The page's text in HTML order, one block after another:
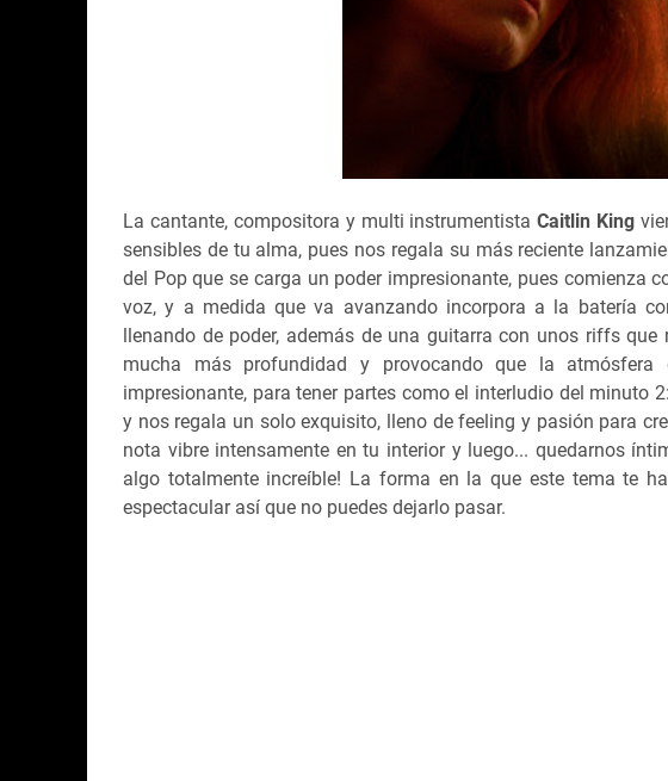
La cantante, compositora y multi instrumentistaCaitlin King
sensibles de tu alma, pues nos regala su más reciente
del Pop que se carga un poder impresionante, pues comienza
voz, y a medida que va avanzando incorpora a la batería
llenando de poder, además de una guitarra con unos riffs
mucha más profundidad y provocando que la
impresionante, para tener partes como el interludio del minuto
y nos regala un solo exquisito, lleno de feeling y pasión para
nota vibre intensamente en tu interior y luego... quedarnos
algo totalmente increíble! La forma en la que este tema te
espectacular así que no puedes dejarlo pasar.